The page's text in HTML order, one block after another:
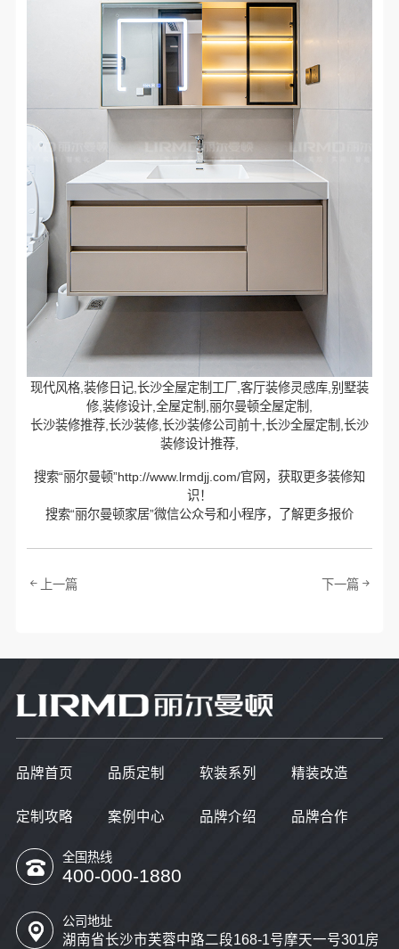
现代风格,装修日记,长沙全屋定制工厂,客厅装修灵感库,别墅装
修,装修设计,全屋定制,丽尔曼顿全屋定制,
长沙装修推荐,长沙装修,长沙装修公司前十,长沙全屋定制,长沙
装修设计推荐,
搜索“丽尔曼顿”http://www.lrmdjj.com/官网，获取更多装修知
识！
搜索“丽尔曼顿家居”微信公众号和小程序，了解更多报价
上一篇 下一篇
品牌首页 品质定制 软装系列 精装改造
定制攻略 案例中心 品牌介绍 品牌合作
全国热线
400-000-1880
公司地址
湖南省长沙市芙蓉中路二段168-1号摩天一号301房